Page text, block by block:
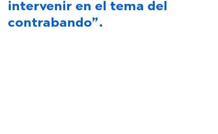
intervenir en el tema del
contrabando”.